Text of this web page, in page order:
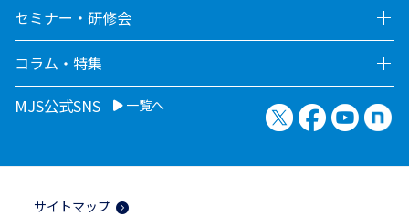
セミナー・研修会
コラム・特集
MJS公式SNS
一覧へ X（旧Twitter）
Facebook
サイトマップ